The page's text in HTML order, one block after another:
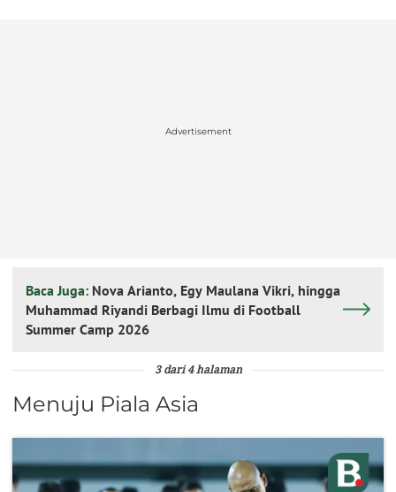
Advertisement
Baca Juga: Nova Arianto, Egy Maulana Vikri, hingga
Muhammad Riyandi Berbagi Ilmu di Football
Summer Camp 2026
3 dari 4 halaman
Menuju Piala Asia